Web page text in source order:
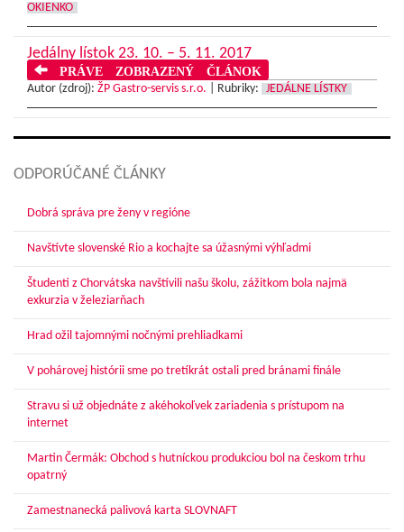
OKIENKO
Jedálny lístok 23. 10. – 5. 11. 2017
PRÁVE ZOBRAZENÝ ČLÁNOK
Autor (zdroj): ŽP Gastro-servis s.r.o. Rubriky: JEDÁLNE LÍSTKY
ODPORÚČANÉ ČLÁNKY
Dobrá správa pre ženy v regióne
Navštívte slovenské Rio a kochajte sa úžasnými výhľadmi
Študenti z Chorvátska navštívili našu školu, zážitkom bola najmä
exkurzia v železiarňach
Hrad ožil tajomnými nočnými prehliadkami
V pohárovej histórii sme po tretíkrát ostali pred bránami finále
Stravu si už objednáte z akéhokoľvek zariadenia s prístupom na
internet
Martin Čermák: Obchod s hutníckou produkciou bol na českom trhu
opatrný
Zamestnanecká palivová karta SLOVNAFT